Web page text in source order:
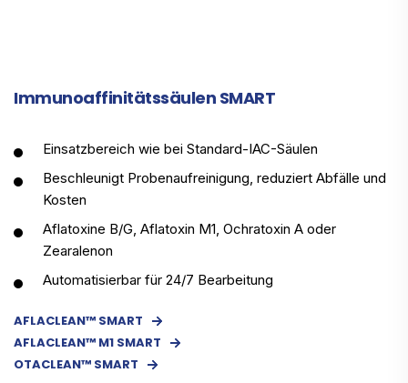
Immunoaffinitätssäulen SMART
Einsatzbereich wie bei Standard-IAC-Säulen
Beschleunigt Probenaufreinigung, reduziert Abfälle und
Kosten
Aflatoxine B/G, Aflatoxin M1, Ochratoxin A oder
Zearalenon
Automatisierbar für 24/7 Bearbeitung
AFLACLEAN™ SMART
AFLACLEAN™ M1 SMART
OTACLEAN™ SMART